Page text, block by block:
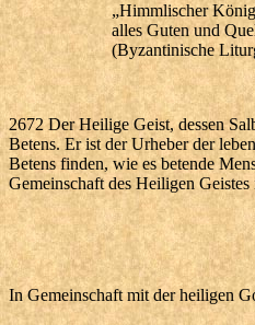
„Himmlischer
alles Guten und
(Byzantinische
2672 Der Heilige Geist, dessen
Betens. Er ist der Urheber der
Betens finden, wie es betende
Gemeinschaft des Heiligen
In Gemeinschaft mit der heiligen